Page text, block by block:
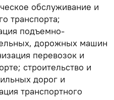
обслуживание и
транспорта;
подъемно-
дорожных машин
перевозок и
строительство и
дорог и
транспортного